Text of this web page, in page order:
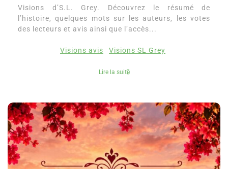
Visions d’S.L. Grey. Découvrez le résumé de
l’histoire, quelques mots sur les auteurs, les votes
des lecteurs et avis ainsi que l’accès...
Visions avis Visions SL Grey
Lire la suite